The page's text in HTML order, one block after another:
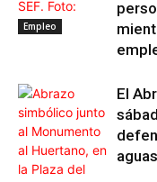
Empleo
El
aguas